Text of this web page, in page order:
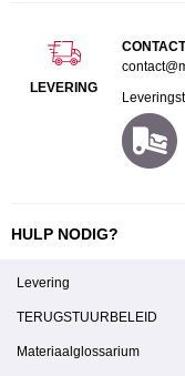
LEVERING
CONTACT
HULP NODIG?
Levering
TERUGSTUURBELEID
Materiaalglossarium